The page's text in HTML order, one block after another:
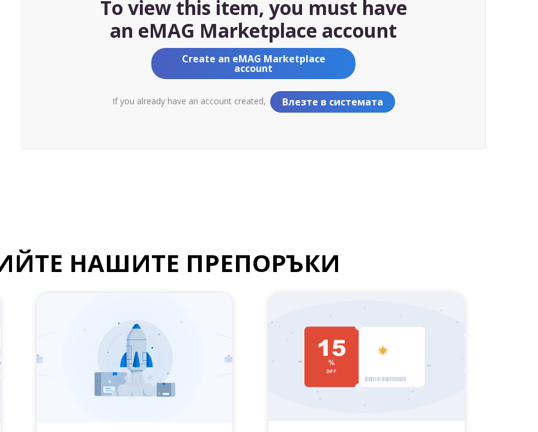
To view this item, you must have
an eMAG Marketplace account
Create an eMAG Marketplace
account
If you already have an account created, Влезте в системата
НАШИТЕ ПРЕПОРЪКИ